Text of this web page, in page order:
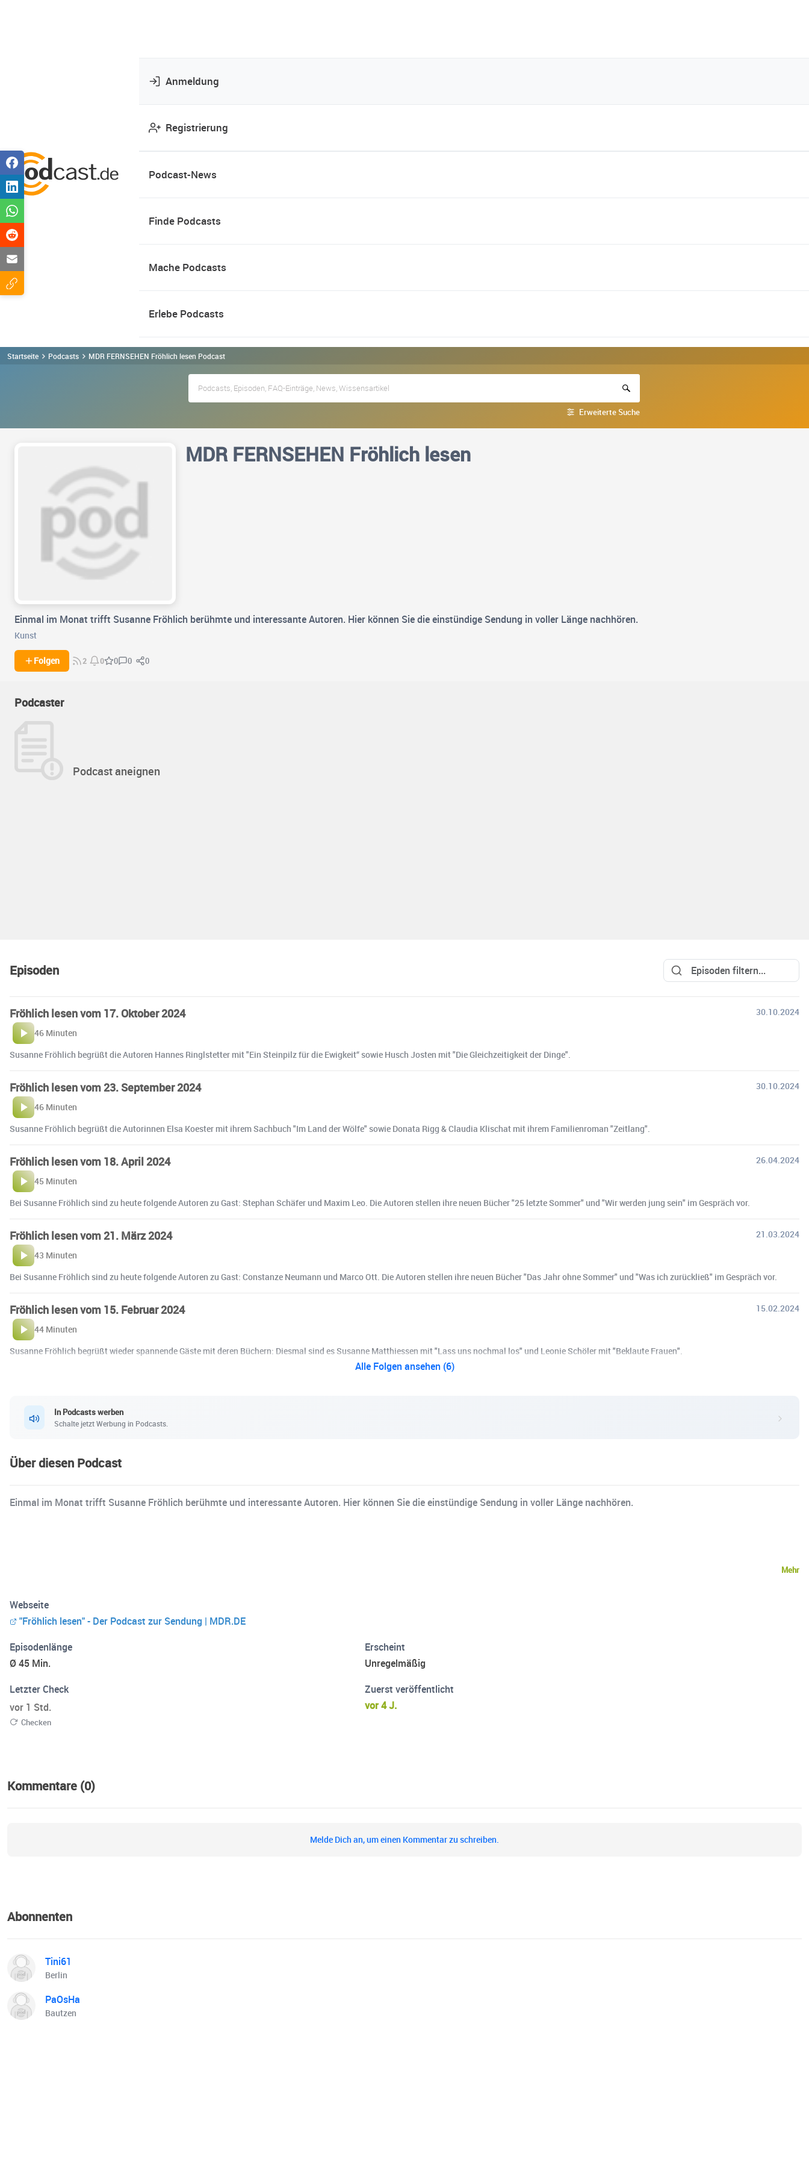
Anmeldung
Registrierung
Podcast-News
Finde Podcasts
Mache Podcasts
Erlebe Podcasts
Startseite Podcasts MDR FERNSEHEN Fröhlich lesen Podcast
Erweiterte Suche
MDR FERNSEHEN Fröhlich lesen
Einmal im Monat trifft Susanne Fröhlich berühmte und interessante Autoren. Hier können Sie die einstündige Sendung in voller Länge nachhören.
Kunst
Folgen 2 0 0 0 0
Podcaster
Podcast aneignen
Episoden
Fröhlich lesen vom 17. Oktober 2024
30.10.2024
46 Minuten
Susanne Fröhlich begrüßt die Autoren Hannes Ringlstetter mit "Ein Steinpilz für die Ewigkeit“ sowie Husch Josten mit "Die Gleichzeitigkeit der Dinge".
Fröhlich lesen vom 23. September 2024
30.10.2024
46 Minuten
Susanne Fröhlich begrüßt die Autorinnen Elsa Koester mit ihrem Sachbuch "Im Land der Wölfe" sowie Donata Rigg & Claudia Klischat mit ihrem Familienroman "Zeitlang".
Fröhlich lesen vom 18. April 2024
26.04.2024
45 Minuten
Bei Susanne Fröhlich sind zu heute folgende Autoren zu Gast: Stephan Schäfer und Maxim Leo. Die Autoren stellen ihre neuen Bücher "25 letzte Sommer" und "Wir werden jung sein" im Gespräch vor.
Fröhlich lesen vom 21. März 2024
21.03.2024
43 Minuten
Bei Susanne Fröhlich sind zu heute folgende Autoren zu Gast: Constanze Neumann und Marco Ott. Die Autoren stellen ihre neuen Bücher "Das Jahr ohne Sommer" und "Was ich zurückließ" im Gespräch vor.
Fröhlich lesen vom 15. Februar 2024
15.02.2024
44 Minuten
Susanne Fröhlich begrüßt wieder spannende Gäste mit deren Büchern: Diesmal sind es Susanne Matthiessen mit "Lass uns nochmal los" und Leonie Schöler mit "Beklaute Frauen".
Alle Folgen ansehen (6)
In Podcasts werben
Schalte jetzt Werbung in Podcasts.
Über diesen Podcast
Einmal im Monat trifft Susanne Fröhlich berühmte und interessante Autoren. Hier können Sie die einstündige Sendung in voller Länge nachhören.
Mehr
Webseite
"Fröhlich lesen" - Der Podcast zur Sendung | MDR.DE
Episodenlänge
Ø 45 Min.
Erscheint
Unregelmäßig
Letzter Check
vor 1 Std.
Checken
Zuerst veröffentlicht
vor 4 J.
Kommentare (0)
Melde Dich an, um einen Kommentar zu schreiben.
Abonnenten
Tini61
Berlin
PaOsHa
Bautzen